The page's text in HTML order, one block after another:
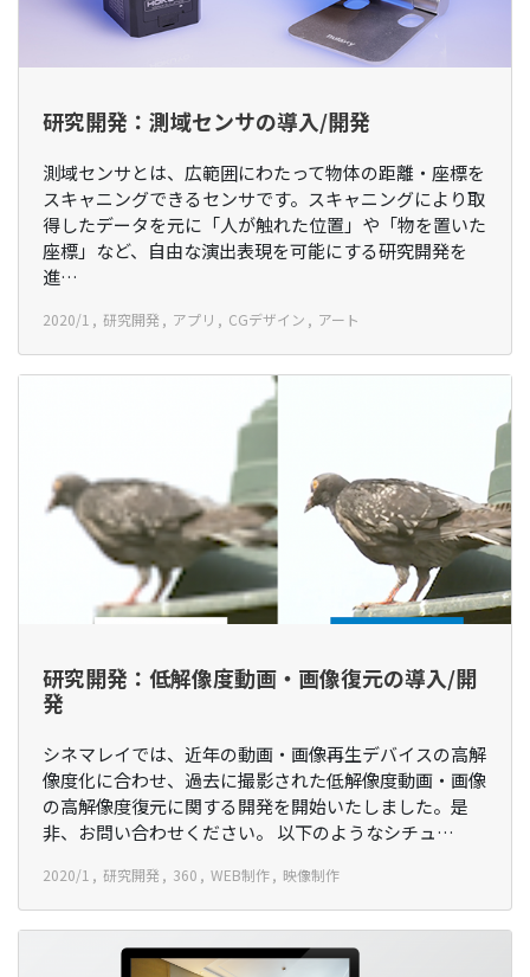
研究開発：測域センサの導入/開発
測域センサとは、広範囲にわたって物体の距離・座標を
スキャニングできるセンサです。スキャニングにより取
得したデータを元に「人が触れた位置」や「物を置いた
座標」など、自由な演出表現を可能にする研究開発を
進…
2020/1 研究開発 アプリ CGデザイン アート
研究開発：低解像度動画・画像復元の導入/開
発
シネマレイでは、近年の動画・画像再生デバイスの高解
像度化に合わせ、過去に撮影された低解像度動画・画像
の高解像度復元に関する開発を開始いたしました。是
非、お問い合わせください。 以下のようなシチュ…
2020/1 研究開発 360 WEB制作 映像制作